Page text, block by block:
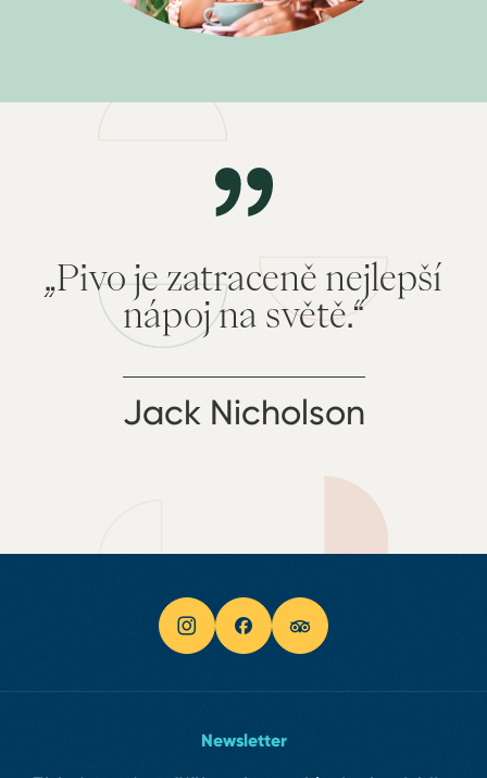
„Pivo je zatraceně nejlepší
nápoj na světě.“
Jack Nicholson
Newsletter